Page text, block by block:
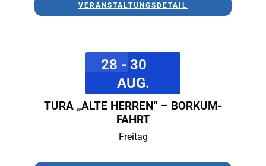
VERANSTALTUNGSDETAIL
28 - 30
AUG.
TURA „ALTE HERREN“ – BORKUM-
FAHRT
Freitag